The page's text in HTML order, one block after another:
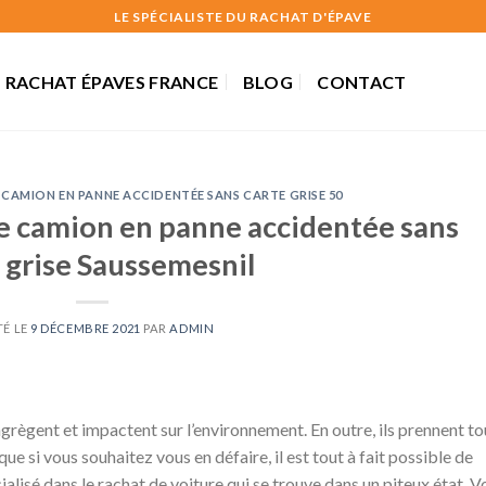
LE SPÉCIALISTE DU RACHAT D'ÉPAVE
RACHAT ÉPAVES FRANCE BLOG CONTACT
EN PANNE ACCIDENTÉE SANS CARTE GRISE 50
en panne accidentée sans
Saussemesnil
LE 9 DÉCEMBRE 2021 PAR ADMIN
et impactent sur l’environnement. En outre, ils prennent
si vous souhaitez vous en défaire, il est tout à fait possible de